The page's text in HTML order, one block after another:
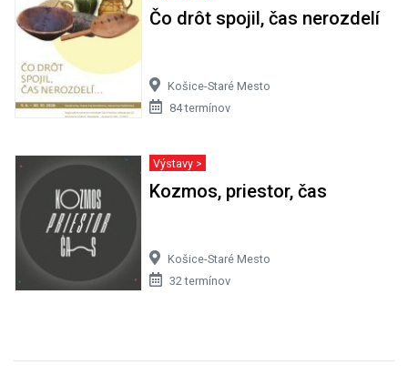
Čo drôt spojil, čas nerozdelí
Košice-Staré Mesto
84 termínov
Výstavy >
Kozmos, priestor, čas
Košice-Staré Mesto
32 termínov